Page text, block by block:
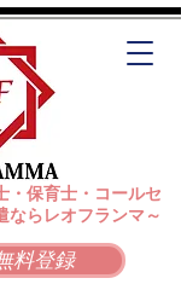
料登録
・保育士・コールセ
ならレオフランマ～